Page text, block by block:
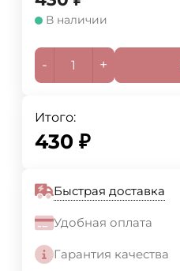
В наличии
- +
Итого:
430 ₽
Быстрая доставка
Удобная оплата
Гарантия качества